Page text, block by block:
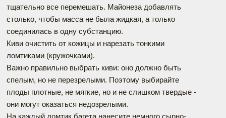
тщательно все перемешать. Майонеза добавлять
столько, чтобы масса не была жидкая, а только
соединилась в одну субстанцию.
Киви очистить от кожицы и нарезать тонкими
ломтиками (кружочками).
Важно правильно выбрать киви: оно должно быть
спелым, но не перезрелыми. Поэтому выбирайте
плоды плотные, не мягкие, но и не слишком твердые -
они могут оказаться недозрелыми.